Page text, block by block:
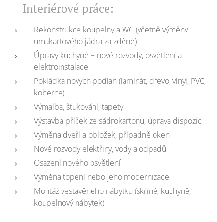
✅ Interiérové práce:
Rekonstrukce koupelny a WC (včetně výměny
umakartového jádra za zděné)
Úpravy kuchyně + nové rozvody, osvětlení a
elektroinstalace
Pokládka nových podlah (laminát, dřevo, vinyl, PVC,
koberce)
Výmalba, štukování, tapety
Výstavba příček ze sádrokartonu, úprava dispozic
Výměna dveří a obložek, případně oken
Nové rozvody elektřiny, vody a odpadů
Osazení nového osvětlení
Výměna topení nebo jeho modernizace
Montáž vestavěného nábytku (skříně, kuchyně,
koupelnový nábytek)